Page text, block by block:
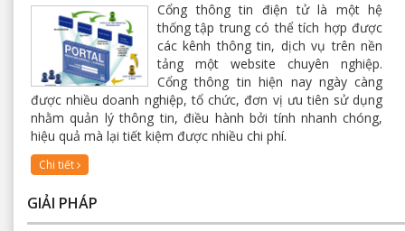
Cổng thông tin điện tử là một hệ
thống tập trung có thể tích hợp được
các kênh thông tin, dịch vụ trên nền
tảng một website chuyên nghiệp.
Cổng thông tin hiện nay ngày càng
được nhiều doanh nghiệp, tổ chức, đơn vị ưu tiên sử dụng
nhằm quản lý thông tin, điều hành bởi tính nhanh chóng,
hiệu quả mà lại tiết kiệm được nhiều chi phí.
Chi tiết
GIẢI PHÁP